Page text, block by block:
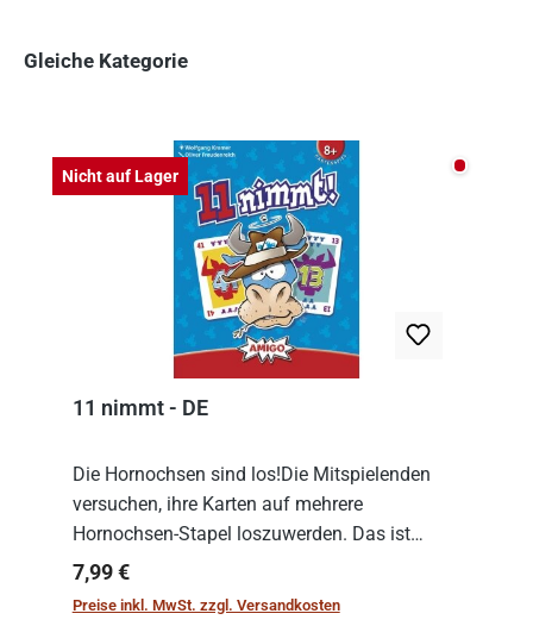
Gleiche Kategorie
Nicht auf Lager Nicht
11 nimmt - DE
Die Hornochsen sind los!Die Mitspielenden
versuchen, ihre Karten auf mehrere
Hornochsen-Stapel loszuwerden. Das ist
kniffliger als gedacht, denn die Differenz
zwischen ausgespielter Karte und der
Regulärer Preis:
7,99 €
Preise inkl. MwSt. zzgl. Versandkosten